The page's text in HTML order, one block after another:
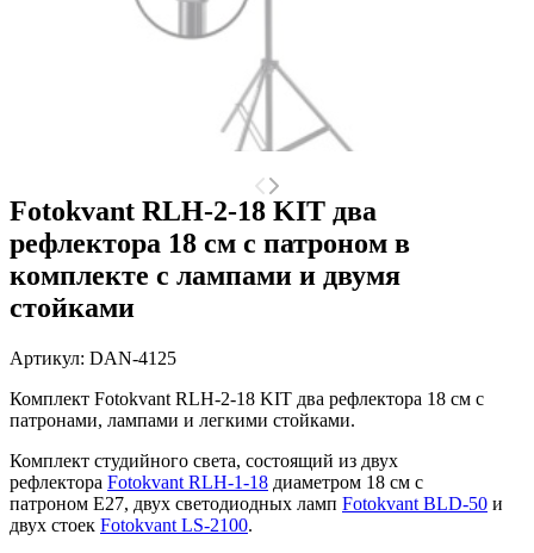
Fotokvant RLH-2-18 KIT два
рефлектора 18 см с патроном в
комплекте с лампами и двумя
стойками
Артикул: DAN-4125
Комплект Fotokvant RLH-2-18 KIT два рефлектора 18 см с
патронами, лампами и легкими стойками.
Комплект студийного света, состоящий из двух
рефлектора Fotokvant RLH-1-18 диаметром 18 см с
патроном Е27, двух светодиодных ламп Fotokvant BLD-50 и
двух стоек Fotokvant LS-2100.